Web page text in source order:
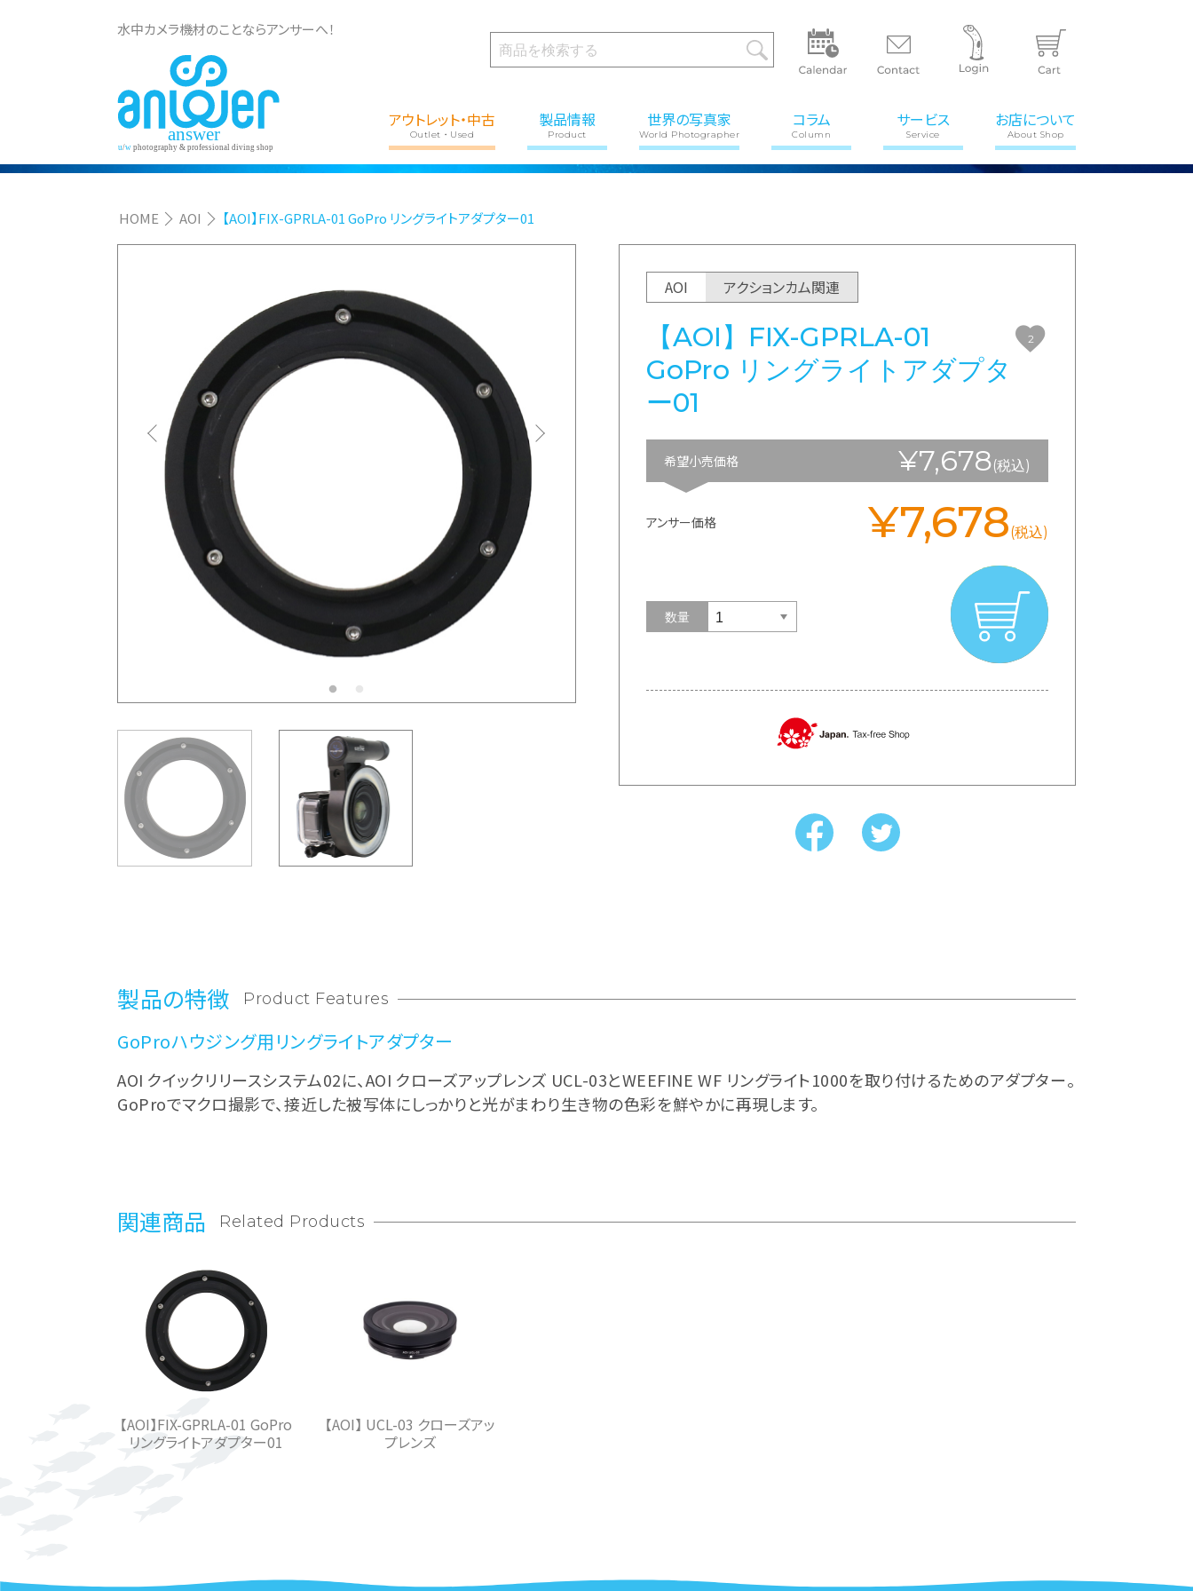
水中カメラ機材のことならアンサーへ！
アウトレット・中古
Outlet・Used
製品情報
Product
世界の写真家
World Photographer
コラム
Column
サービス
Service
お店について
About Shop
HOME AOI 【AOI】FIX-GPRLA-01 GoPro リングライトアダプター01
AOI アクションカム関連
【AOI】FIX-GPRLA-01
GoPro リングライトアダプタ
ー01
2
希望小売価格 ¥7,678(税込)
アンサー価格 ¥7,678(税込)
数量
製品の特徴 Product Features
GoProハウジング用リングライトアダプター
AOI クイックリリースシステム02に、AOI クローズアップレンズ UCL-03とWEEFINE WF リングライト1000を取り付けるためのアダプター。
GoProでマクロ撮影で、接近した被写体にしっかりと光がまわり生き物の色彩を鮮やかに再現します。
関連商品 Related Products
【AOI】FIX-GPRLA-01 GoPro
リングライトアダプター01
【AOI】 UCL-03 クローズアッ
プレンズ